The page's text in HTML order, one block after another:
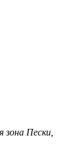
зона Пески,